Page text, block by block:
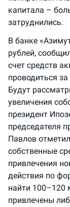
капитала –
затруднились.
В банке
рублей,
счет средств
проводиться
Будут
увеличения
президент
председателя
Павлов
собственные
привлечения
действия по
найти 100–120
привлечены